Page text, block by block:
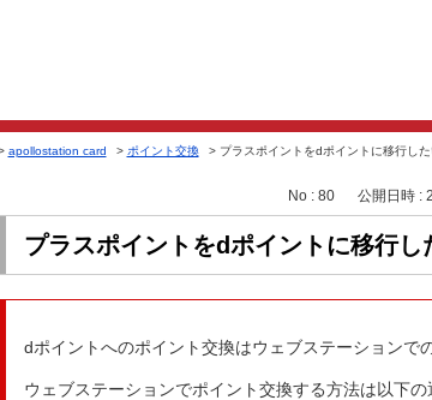
apollostation card > ポイント交換 > プラスポイントをdポイントに移行し
No : 80 公開日時 :
プラスポイントをdポイントに移行し
dポイントへのポイント交換はウェブステーションで
ウェブステーションでポイント交換する方法は以下の